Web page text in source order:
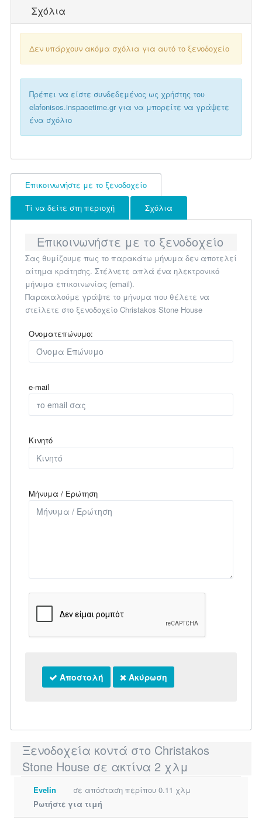
Σχόλια
Δεν υπάρχουν ακόμα σχόλια για αυτό το ξενοδοχείο
Πρέπει να είστε συνδεδεμένος ως χρήστης του
elafonisos.inspacetime.gr για να μπορείτε να γράψετε
ένα σχόλιο
Επικοινωνήστε με το ξενοδοχείο
Τί να δείτε στη περιοχή Σχόλια
Επικοινωνήστε με το ξενοδοχείο
Σας θυμίζουμε πως το παρακάτω μήνυμα δεν αποτελεί
αίτημα κράτησης. Στέλνετε απλά ένα ηλεκτρονικό
μήνυμα επικοινωνίας (email).
Παρακαλούμε γράψτε το μήνυμα που θέλετε να
στείλετε στο ξενοδοχείο Christakos Stone House
Ονοματεπώνυμο:
e-mail
Κινητό
Μήνυμα / Ερώτηση
Αποστολή Ακύρωση
Ξενοδοχεία κοντά στο Christakos
Stone House σε ακτίνα 2 χλμ
Evelin
σε απόσταση περίπου 0.11 χλμ
Ρωτήστε για τιμή